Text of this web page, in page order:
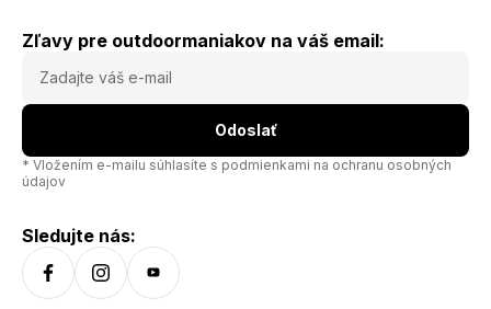
aktivít. REACTIV 0-3 High Contrast Plne vetraný rám
Panoramatický výhľad Trojcestne nastaviteľné - Flex3
Nastaviteľný 3D nos Rám kompatibilný s väčšinou prilieb UV
filter 0 - 3
Zľavy pre outdoormaniakov na váš email:
Odoslať
* Vložením e-mailu súhlasíte s podmienkami na ochranu osobných
údajov
Sledujte nás: